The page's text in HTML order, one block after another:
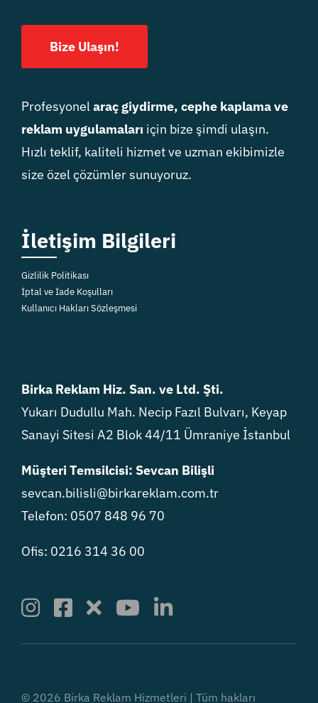
Bize Ulaşın!
Profesyonelaraç giydirme, cephe kaplama ve
reklam uygulamaları için bize şimdi ulaşın.
Hızlı teklif, kaliteli hizmet ve uzman ekibimizle
size özel çözümler sunuyoruz.
İletişim Bilgileri
Gizlilik Politikası
İptal ve İade Koşulları
Kullanıcı Hakları Sözleşmesi
Birka Reklam Hiz. San. ve Ltd. Şti.
Yukarı Dudullu Mah. Necip Fazıl Bulvarı, Keyap
Sanayi Sitesi A2 Blok 44/11 Ümraniye İstanbul
Müşteri Temsilcisi: Sevcan Bilişli
sevcan.bilisli@birkareklam.com.tr
Telefon: 0507 848 96 70
Ofis: 0216 314 36 00
© 2026 Birka Reklam Hizmetleri | Tüm hakları